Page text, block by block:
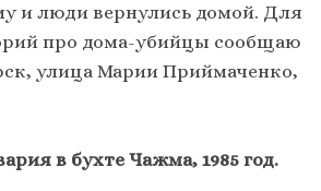
и люди вернулись домой. Для
про дома-убийцы сообщаю
улица Марии Приймаченко,
в бухте Чажма, 1985 год.